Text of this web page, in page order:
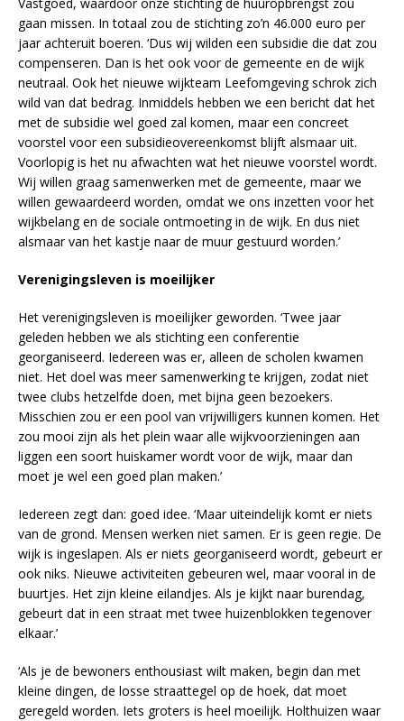
gaan missen. In totaal zou de stichting zo’n 46.000 euro per
jaar achteruit boeren. ‘Dus wij wilden een subsidie die dat zou
compenseren. Dan is het ook voor de gemeente en de wijk
neutraal. Ook het nieuwe wijkteam Leefomgeving schrok zich
wild van dat bedrag. Inmiddels hebben we een bericht dat het
met de subsidie wel goed zal komen, maar een concreet
voorstel voor een subsidieovereenkomst blijft alsmaar uit.
Voorlopig is het nu afwachten wat het nieuwe voorstel wordt.
Wij willen graag samenwerken met de gemeente, maar we
willen gewaardeerd worden, omdat we ons inzetten voor het
wijkbelang en de sociale ontmoeting in de wijk. En dus niet
alsmaar van het kastje naar de muur gestuurd worden.’
Verenigingsleven is moeilijker
Het verenigingsleven is moeilijker geworden. ‘Twee jaar
geleden hebben we als stichting een conferentie
georganiseerd. Iedereen was er, alleen de scholen kwamen
niet. Het doel was meer samenwerking te krijgen, zodat niet
twee clubs hetzelfde doen, met bijna geen bezoekers.
Misschien zou er een pool van vrijwilligers kunnen komen. Het
zou mooi zijn als het plein waar alle wijkvoorzieningen aan
liggen een soort huiskamer wordt voor de wijk, maar dan
moet je wel een goed plan maken.’
Iedereen zegt dan: goed idee. ‘Maar uiteindelijk komt er niets
van de grond. Mensen werken niet samen. Er is geen regie. De
wijk is ingeslapen. Als er niets georganiseerd wordt, gebeurt er
ook niks. Nieuwe activiteiten gebeuren wel, maar vooral in de
buurtjes. Het zijn kleine eilandjes. Als je kijkt naar burendag,
gebeurt dat in een straat met twee huizenblokken tegenover
elkaar.’
‘Als je de bewoners enthousiast wilt maken, begin dan met
kleine dingen, de losse straattegel op de hoek, dat moet
geregeld worden. Iets groters is heel moeilijk. Holthuizen waar